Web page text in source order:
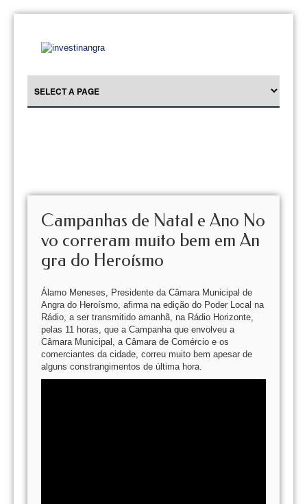
Campanhas de Natal e Ano No
vo correram muito bem em An
gra do Heroísmo
Álamo Meneses, Presidente da Câmara Municipal de
Angra do Heroísmo, afirma na edição do Poder Local na
Rádio, a ser transmitido amanhã, na Rádio Horizonte,
pelas 11 horas, que a Campanha que envolveu a
Câmara Municipal, a Câmara de Comércio e os
comerciantes da cidade, correu muito bem apesar de
alguns constrangimentos de última hora.